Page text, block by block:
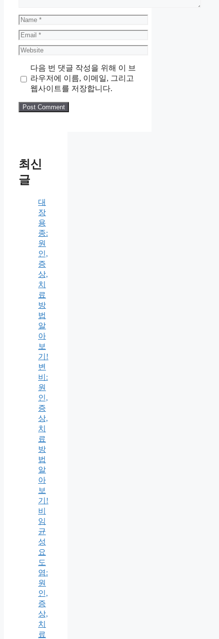
Name
Email
Website
다음 번 댓글 작성을 위해 이 브
라우저에 이름, 이메일, 그리고
웹사이트를 저장합니다.
최신
글
대
장
용
종:
원
인,
증
상,
치
료
방
법
알
아
보
기!
변
비:
원
인,
증
상,
치
료
방
법
알
아
보
기!
비
임
균
성
요
도
염:
원
인,
증
상,
치
료